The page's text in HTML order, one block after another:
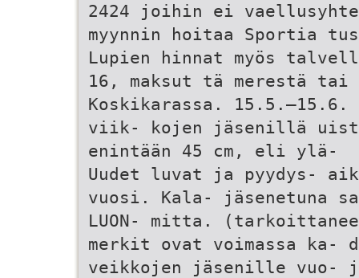
2424 joihin ei
myynnin hoitaa Sportia
Lupien hinnat myös
16, maksut tä merestä tai
Koskikarassa.
viik- kojen jäsenillä
enintään 45 cm, eli ylä-
Uudet luvat ja pyydys-
vuosi. Kala- jäsenetuna
LUON- mitta.
merkit ovat voimassa ka-
veikkojen jäsenille